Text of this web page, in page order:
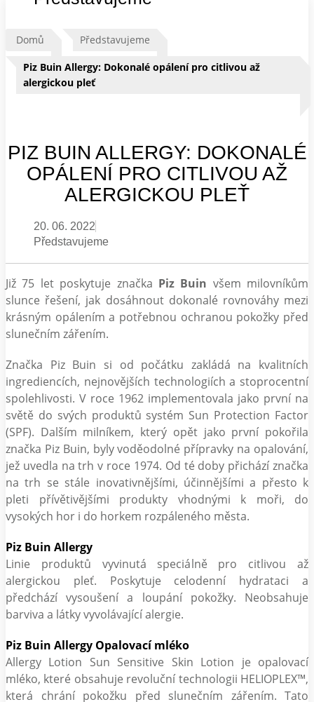
Domů Představujeme
Piz Buin Allergy: Dokonalé opálení pro citlivou až
alergickou pleť
PIZ BUIN ALLERGY: DOKONALÉ
OPÁLENÍ PRO CITLIVOU AŽ
ALERGICKOU PLEŤ
20. 06. 2022
Představujeme
Již 75 let poskytuje značka Piz Buin všem milovníkům
slunce řešení, jak dosáhnout dokonalé rovnováhy mezi
krásným opálením a potřebnou ochranou pokožky před
slunečním zářením.
Značka Piz Buin si od počátku zakládá na kvalitních
ingrediencích, nejnovějších technologiích a stoprocentní
spolehlivosti. V roce 1962 implementovala jako první na
světě do svých produktů systém Sun Protection Factor
(SPF). Dalším milníkem, který opět jako první pokořila
značka Piz Buin, byly voděodolné přípravky na opalování,
jež uvedla na trh v roce 1974. Od té doby přichází značka
na trh se stále inovativnějšími, účinnějšími a přesto k
pleti přívětivějšími produkty vhodnými k moři, do
vysokých hor i do horkem rozpáleného města.
Piz Buin Allergy
Linie produktů vyvinutá speciálně pro citlivou až
alergickou pleť. Poskytuje celodenní hydrataci a
předchází vysoušení a loupání pokožky. Neobsahuje
barviva a látky vyvolávající alergie.
Piz Buin Allergy Opalovací mléko
Allergy Lotion Sun Sensitive Skin Lotion je opalovací
mléko, které obsahuje revoluční technologii HELIOPLEX™,
která chrání pokožku před slunečním zářením. Tato